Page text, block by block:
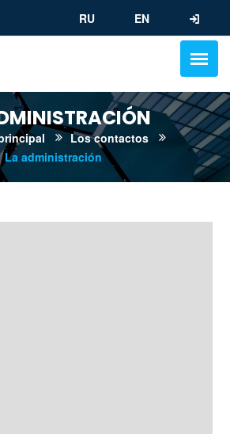
RU EN
Los contactos
La administración